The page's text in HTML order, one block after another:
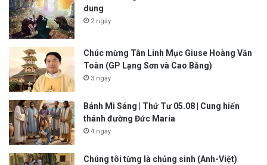
dung
2 ngày
Chúc mừng Tân Linh Mục Giuse Hoàng Văn
Toàn (GP Lạng Sơn và Cao Bằng)
3 ngày
Bánh Mì Sáng | Thứ Tư 05.08 | Cung hiến
thánh đường Đức Maria
4 ngày
Chúng tôi từng là chủng sinh (Anh-Việt)